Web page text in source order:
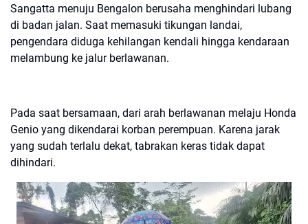
Sangatta menuju Bengalon berusaha menghindari lubang
di badan jalan. Saat memasuki tikungan landai,
pengendara diduga kehilangan kendali hingga kendaraan
melambung ke jalur berlawanan.
Pada saat bersamaan, dari arah berlawanan melaju Honda
Genio yang dikendarai korban perempuan. Karena jarak
yang sudah terlalu dekat, tabrakan keras tidak dapat
dihindari.